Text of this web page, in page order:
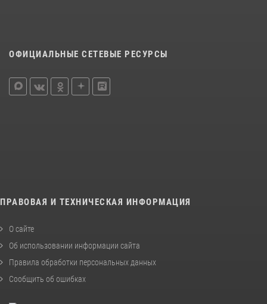
ОФИЦИАЛЬНЫЕ СЕТЕВЫЕ РЕСУРСЫ
ПРАВОВАЯ И ТЕХНИЧЕСКАЯ ИНФОРМАЦИЯ
О сайте
Об использовании информации сайта
Правила обработки персональных данных
Сообщить об ошибках